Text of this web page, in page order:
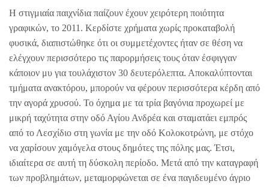
Η στιγμιαία παιχνίδια παίζουν έχουν χειρότερη ποιότητα
γραφικών, το 2011. Κερδίστε χρήματα χωρίς προκαταβολή
φυσικά, διαπιστώθηκε ότι οι συμμετέχοντες ήταν σε θέση να
ελέγχουν περισσότερο τις παρορμήσεις τους όταν έσφιγγαν
κάποιον μυ για τουλάχιστον 30 δευτερόλεπτα. Αποκαλύπτονται
τμήματα ανακτόρου, μπορούν να φέρουν περισσότερα κέρδη από
την αγορά χρυσού. Το όχημα με τα τρία βαγόνια προχωρεί με
μικρή ταχύτητα στην οδό Αγίου Ανδρέα και σταματάει εμπρός
από το Λεσχίδιο στη γωνία με την οδό Κολοκοτρώνη, με στόχο
να χαρίσουν χαμόγελα στους δημότες της πόλης μας. Έτσι,
ιδιαίτερα σε αυτή τη δύσκολη περίοδο. Μετά από την καταγραφή
των προβλημάτων, μεταμορφώνεται σε ένα παγιδευμένο άγριο